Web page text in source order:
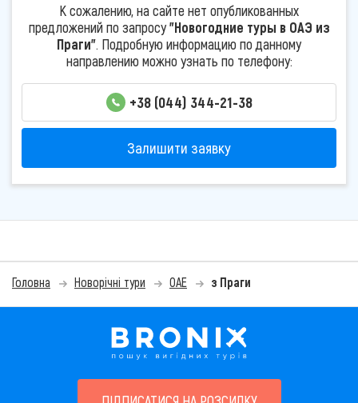
К сожалению, на сайте нет опубликованных
предложений по запросу"Новогодние туры в ОАЭ из
Праги". Подробную информацию по данному
направлению можно узнать по телефону:
+38 (044) 344-21-38
Залишити заявку
Головна Новорічні тури ОАЕ з Праги